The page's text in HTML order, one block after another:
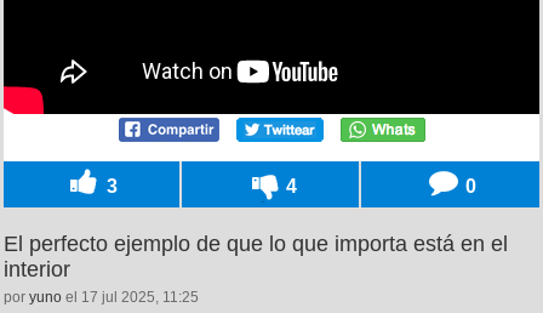
3 4 0
El perfecto ejemplo de que lo que importa está en el
interior
por yuno el 17 jul 2025, 11:25